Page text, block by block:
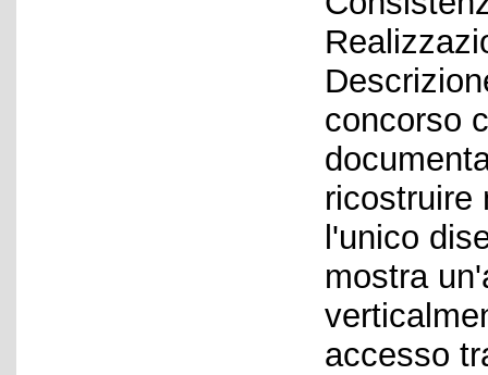
concorso
ricostruire
l'unico
mostra
accesso